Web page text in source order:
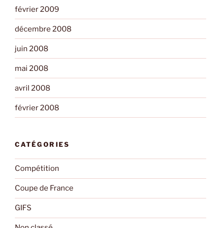
février 2009
décembre 2008
juin 2008
mai 2008
avril 2008
février 2008
CATÉGORIES
Compétition
Coupe de France
GIFS